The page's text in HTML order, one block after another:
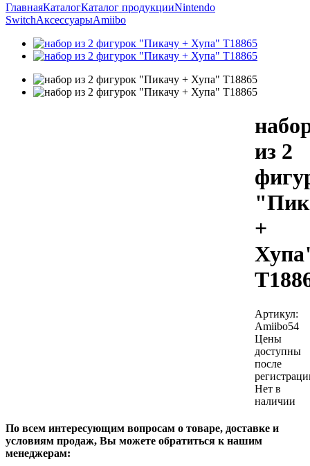
ГлавнаяКаталогКаталог продукцииNintendo
SwitchАксессуарыAmiibo
из 2
+
Артикул:
Amiibo54
Цены
доступны
после
Нет в
наличии
По всем интересующим вопросам о товаре, доставке и
условиям продаж, Вы можете обратиться к нашим
менеджерам: